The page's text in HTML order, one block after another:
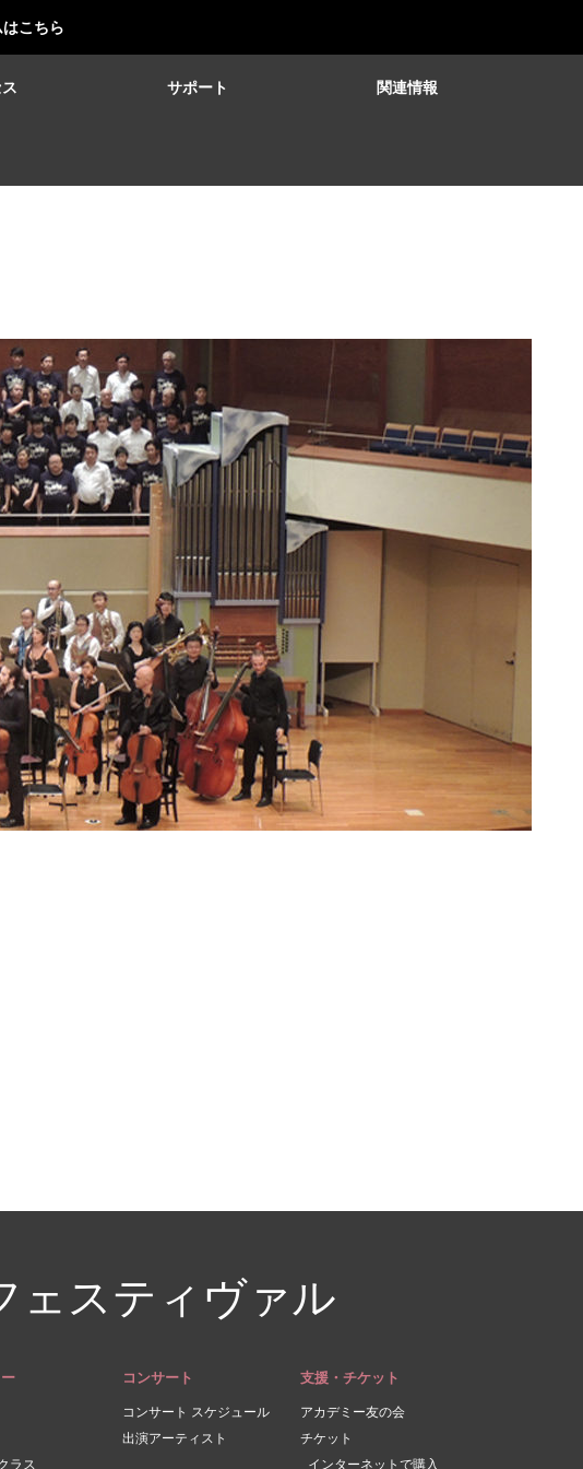
こちら
サポート 関連情報
ェスティヴァル
ラス
コンサート
コンサート スケジュール
出演アーティスト
支援・チケット
アカデミー友の会
チケット
インターネットで購入